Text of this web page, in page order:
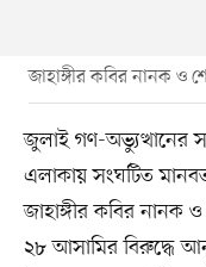
জাহাঙ্গীর কবির নানক
জুলাই গণ-অভ্যুত্থানের
এলাকায় সংঘটিত
জাহাঙ্গীর কবির
২৮ আসামির বিরুদ্ধে